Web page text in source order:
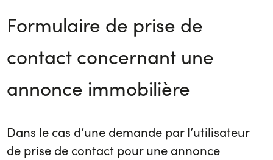
Formulaire de prise de
contact concernant une
annonce immobilière
Dans le cas d’une demande par l’utilisateur
de prise de contact pour une annonce